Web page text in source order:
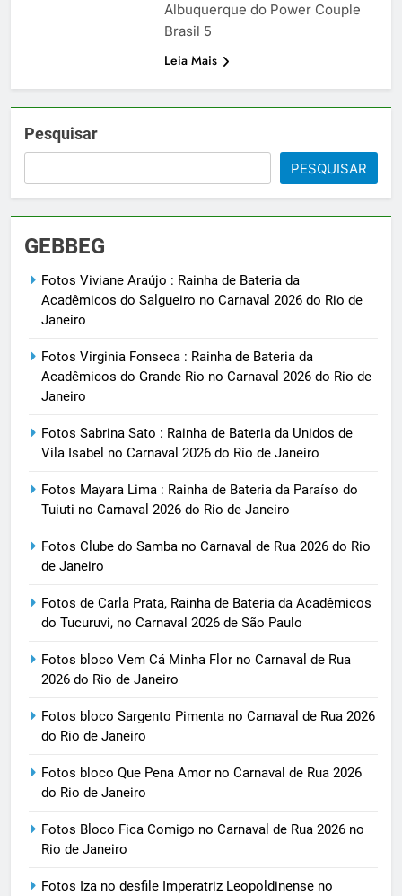
Albuquerque do Power Couple
Brasil 5
Leia Mais
Pesquisar
PESQUISAR
GEBBEG
Fotos Viviane Araújo : Rainha de Bateria da
Acadêmicos do Salgueiro no Carnaval 2026 do Rio de
Janeiro
Fotos Virginia Fonseca : Rainha de Bateria da
Acadêmicos do Grande Rio no Carnaval 2026 do Rio de
Janeiro
Fotos Sabrina Sato : Rainha de Bateria da Unidos de
Vila Isabel no Carnaval 2026 do Rio de Janeiro
Fotos Mayara Lima : Rainha de Bateria da Paraíso do
Tuiuti no Carnaval 2026 do Rio de Janeiro
Fotos Clube do Samba no Carnaval de Rua 2026 do Rio
de Janeiro
Fotos de Carla Prata, Rainha de Bateria da Acadêmicos
do Tucuruvi, no Carnaval 2026 de São Paulo
Fotos bloco Vem Cá Minha Flor no Carnaval de Rua
2026 do Rio de Janeiro
Fotos bloco Sargento Pimenta no Carnaval de Rua 2026
do Rio de Janeiro
Fotos bloco Que Pena Amor no Carnaval de Rua 2026
do Rio de Janeiro
Fotos Bloco Fica Comigo no Carnaval de Rua 2026 no
Rio de Janeiro
Fotos Iza no desfile Imperatriz Leopoldinense no